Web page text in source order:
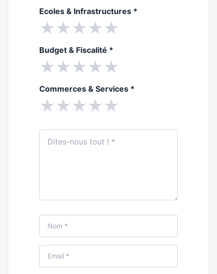
Ecoles & Infrastructures *
★★★★★
Budget & Fiscalité *
★★★★★
Commerces & Services *
★★★★★